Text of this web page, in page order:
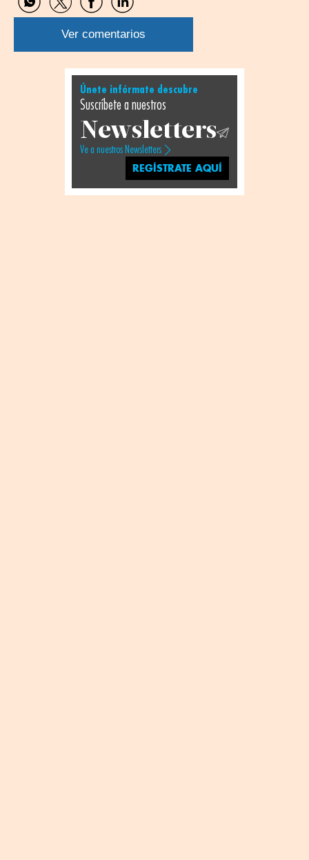
Compartir
por
WhatsApp
Compartir
por
Twitter
Compartir
por
Facebook
Compartir
por
Linkedin
Ver comentarios
Únete infórmate descubre
Suscríbete a nuestros
Newsletters
Ve a nuestros Newsletters
REGÍSTRATE AQUÍ